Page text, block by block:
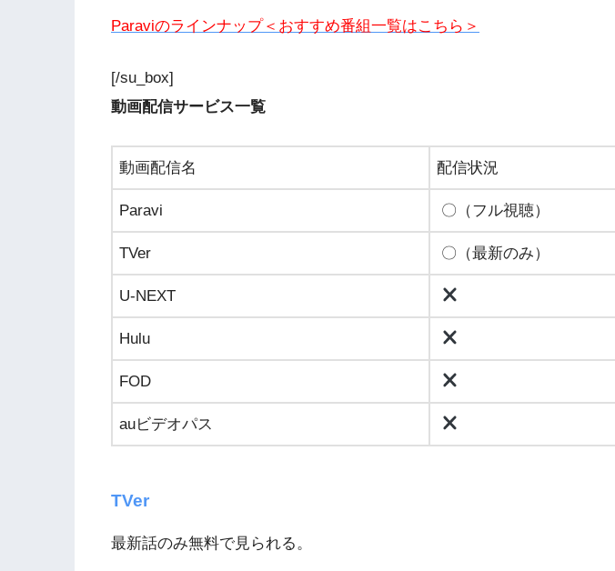
Paraviのラインナップ＜おすすめ番組一覧はこちら＞
[/su_box]
動画配信サービス一覧
動画配信名 配信状況
Paravi 〇（フル視聴）
TVer 〇（最新のみ）
U-NEXT
Hulu
FOD
auビデオパス
TVer
最新話のみ無料で見られる。